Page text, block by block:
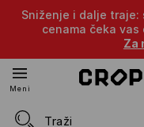
Sniženje i dalje
cenama čeka vas
Za
Meni